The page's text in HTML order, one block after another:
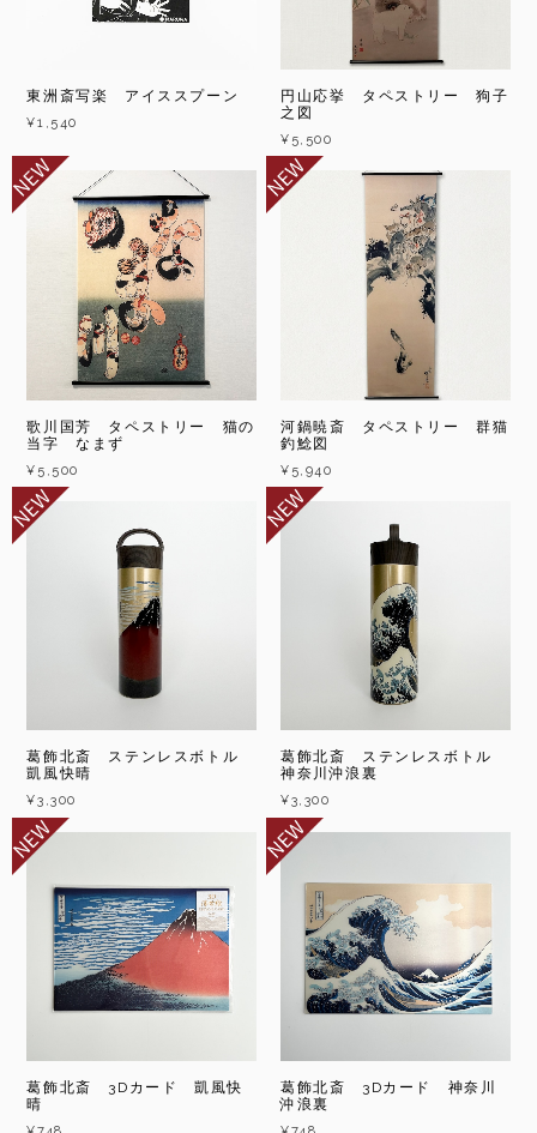
東洲斎写楽 アイススプーン
¥1,540
円山応挙 タペストリー 狗子
之図
¥5,500
歌川国芳 タペストリー 猫の
当字 なまず
¥5,500
河鍋暁斎 タペストリー 群猫
釣鯰図
¥5,940
葛飾北斎 ステンレスボトル
凱風快晴
¥3,300
葛飾北斎 ステンレスボトル
神奈川沖浪裏
¥3,300
葛飾北斎 3Dカード 凱風快
晴
葛飾北斎 3Dカード 神奈川
沖浪裏